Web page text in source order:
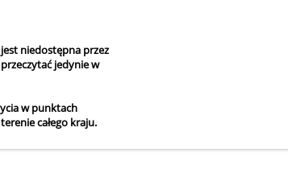
niedostępna przez
jedynie w
w punktach
całego kraju.